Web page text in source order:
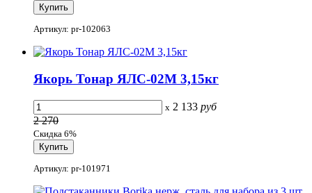
Артикул: pr-102063
Якорь Тонар ЯЛС-02М 3,15кг
x 2 133 руб
2 270
Скидка 6%
Артикул: pr-101971